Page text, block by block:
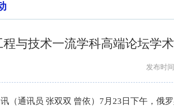
程与技术一流学科高端论坛学
发布时
（通讯员 张双双 曾依）7月23日下午，俄